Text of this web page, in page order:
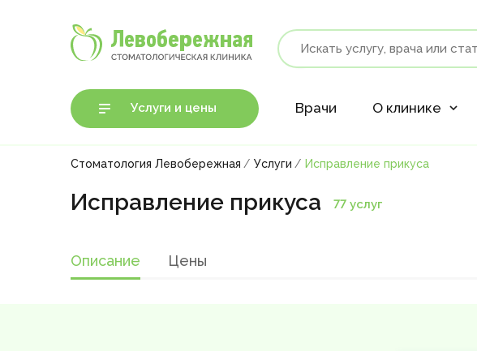
Услуги и цены Врачи О клинике
Стоматология Левобережная Услуги Исправление прикуса
Исправление прикуса 77 услуг
Описание Цены